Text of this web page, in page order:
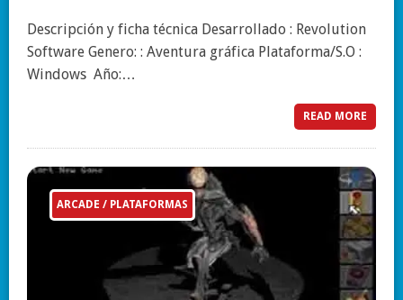
Descripción y ficha técnica Desarrollado : Revolution
Software Genero: : Aventura gráfica Plataforma/S.O :
Windows Año:…
READ MORE
ARCADE / PLATAFORMAS